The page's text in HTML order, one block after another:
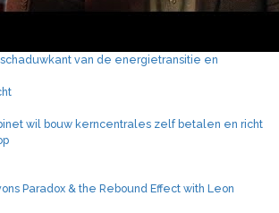
van de energietransitie en
wil bouw kerncentrales zelf betalen en richt
Paradox & the Rebound Effect with Leon